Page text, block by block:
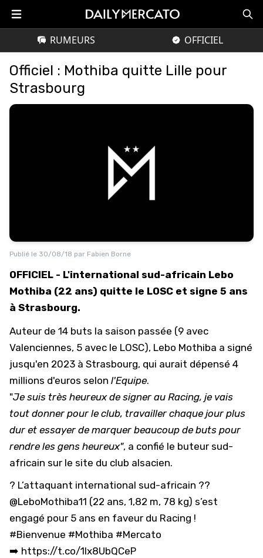
RUMEURS OFFICIEL
Officiel : Mothiba quitte Lille pour
Strasbourg
Publié le 30/08/18 par Fabien Borne
OFFICIEL - L'international sud-africain Lebo
Mothiba (22 ans) quitte le LOSC et signe 5 ans
à Strasbourg.
Auteur de 14 buts la saison passée (9 avec
Valenciennes, 5 avec le LOSC), Lebo Mothiba a signé
jusqu'en 2023 à Strasbourg, qui aurait dépensé 4
millions d'euros selon l'Equipe.
"Je suis très heureux de signer au Racing, je vais
tout donner pour le club, travailler chaque jour plus
dur et essayer de marquer beaucoup de buts pour
rendre les gens heureux", a confié le buteur sud-
africain sur le site du club alsacien.
? L’attaquant international sud-africain ??
@LeboMothiba11 (22 ans, 1,82 m, 78 kg) s’est
engagé pour 5 ans en faveur du Racing !
#Bienvenue #Mothiba #Mercato
➡️ https://t.co/1lx8UbQCeP